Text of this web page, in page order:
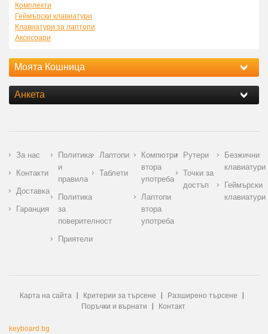
Комплекти
Геймърски клавиатури
Клавиатури за лаптопи
Аксесоари
Моята Кошница
Анкета
За нас
Контакти
Доставка
Гаранция
Политика
и
правила
Политика
за
поверителност
Приятели
Лаптопи
Таблети
Компютри
втора
употреба
Лаптопи
втора
употреба
Рутери
Точки за
достъп
Безжични
клавиатури
Геймърски
клавиатури
Карта на сайта Критерии за търсене
Разширено търсене
Поръчки и върнати
Контакт
keyboard.bg